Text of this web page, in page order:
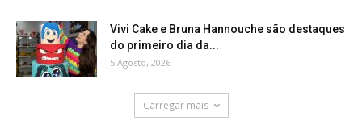
Vivi Cake e Bruna Hannouche são destaques
do primeiro dia da...
5 Agosto, 2026
Carregar mais